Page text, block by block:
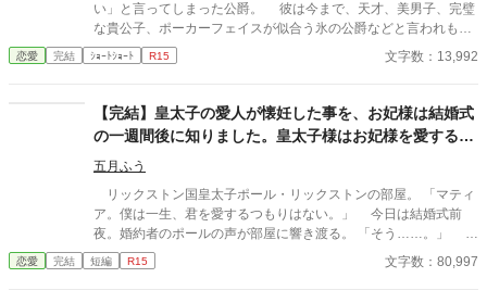
い」と言ってしまった公爵。 彼は今まで、天才、美男子、完璧
な貴公子、ポーカーフェイスが似合う氷の公爵などと言われもて
はやされてきた。 しかし新婚初夜に暴言を吐いた女性が、初恋
の人で、命の恩人で、伝説の聖女で、妖精の愛し子であったこと
婚受理証明書」が握られていた……。 他掌編七作品収録。 ※無
断転載を禁止します。 ※朗読動画の無断配信も禁止します 「Cop
yright（C）2023-まほりろ／若松咲良」 某小説サイトに投稿し
た掌編八作品をこちらに転載しました。 【収録作品】 ①「今まで
お世話になりました旦那様もお元気で〜ポーカーフェイスの似合
う天才貴公子と称された公爵は、妻の残していった離婚受理証明
書を握りしめ涙と鼻水を垂らす」 ②「何をされてもやり返せない
臆病な公爵令嬢は、王太子に竜の生贄にされ壊れる。能ある鷹と
天才美少女は爪を隠す」 ③「運命的な出会いからの即日プロポー
恋愛 完結 ｼｮｰﾄｼｮｰﾄ R15 文字数：13,992
【完結】皇太子の愛人が懐妊した事を、お妃様は結婚式
の一週間後に知りました。皇太子様はお妃様を愛するつ
もりは無いようです。
五月ふう
リックストン国皇太子ポール・リックストンの部屋。 「マティ
ア。僕は一生、君を愛するつもりはない。」 今日は結婚式前
夜。婚約者のポールの声が部屋に響き渡る。 「そう……。」 マ
ティアは小さく笑みを浮かべ、ゆっくりとソファーに身を預け
た。 明日、ポールの花嫁になるはずの彼女の名前はマティ
恋愛 完結 短編 R15 文字数：80,997